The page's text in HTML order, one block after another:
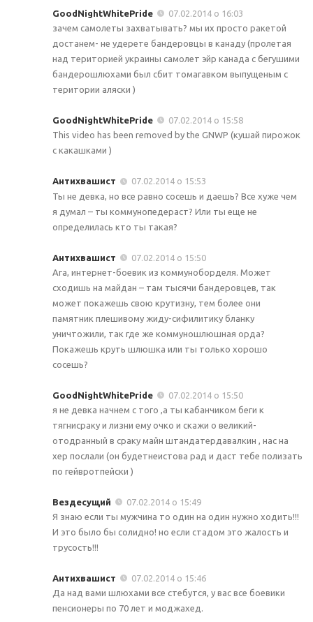
GoodNightWhitePride
07.02.2014 о 16:03
зачем самолеты захватывать? мы их просто ракетой
достанем- не удерете бандеровцы в канаду (пролетая
над територией украины самолет эйр канада с бегушими
бандерошлюхами был сбит томагавком выпущеным с
територии аляски )
GoodNightWhitePride
07.02.2014 о 15:58
This video has been removed by the GNWP (кушай пирожок
с какашками )
Антихвашист
07.02.2014 о 15:53
Ты не девка, но все равно сосешь и даешь? Все хуже чем
я думал – ты коммунопедераст? Или ты еще не
определилась кто ты такая?
Антихвашист
07.02.2014 о 15:50
Ага, интернет-боевик из коммуноборделя. Может
сходишь на майдан – там тысячи бандеровцев, так
может покажешь свою крутизну, тем более они
памятник плешивому жиду-сифилитику бланку
уничтожили, так где же коммуношлюшная орда?
Покажешь круть шлюшка или ты только хорошо
сосешь?
GoodNightWhitePride
07.02.2014 о 15:50
я не девка начнем с того ,а ты кабанчиком беги к
тягнисраку и лизни ему очко и скажи о великий-
отодранный в сраку майн штандатердавалкин , нас на
хер послали (он будетнеистова рад и даст тебе полизать
по гейвротпейски )
Вездесущий
07.02.2014 о 15:49
Я знаю если ты мужчина то один на один нужно ходить!!!
И это было бы солидно! но если стадом это жалость и
трусость!!!
Антихвашист
07.02.2014 о 15:46
Да над вами шлюхами все стебутся, у вас все боевики
пенсионеры по 70 лет и моджахед.